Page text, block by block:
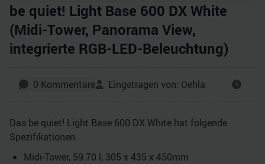
be quiet! Light Base 600 DX White
(Midi-Tower, Panorama View,
integrierte RGB-LED-Beleuchtung)
0 Kommentare Eingetragen von: Oehla
Das be quiet! Light Base 600 DX White hat folgende
Spezifikationen:
Midi-Tower, 59.70 l, 305 x 435 x 450mm